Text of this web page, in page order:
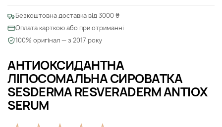
АНТИОКСИДАНТНА
ЛІПОСОМАЛЬНА СИРОВАТКА
SESDERMA RESVERADERM ANTIOX
SERUM
Безкоштовна доставка від 3000 ₴
Оплата карткою або при отриманні
100% оригінал — з 2017 року